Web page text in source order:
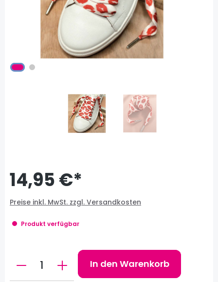
14,95 €*
Preise inkl. MwSt. zzgl. Versandkosten
Produkt verfügbar
Produkt Anzahl: Gib den
In den Warenkorb